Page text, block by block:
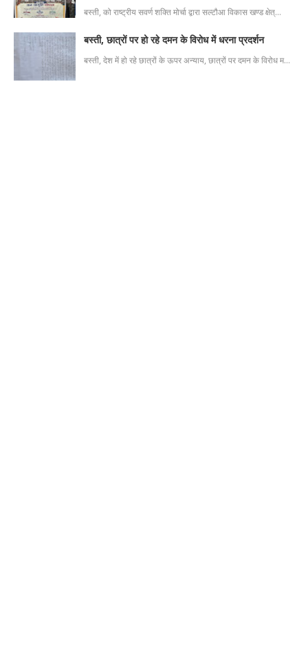
बस्ती, को राष्ट्रीय सवर्ण शक्ति मोर्चा द्वारा सल्टौआ विकास खण्ड क्षेत्…
बस्ती, छात्रों पर हो रहे दमन के विरोध में धरना प्रदर्शन
बस्ती, देश में हो रहे छात्रों के ऊपर अन्याय, छात्रों पर दमन के विरोध म…